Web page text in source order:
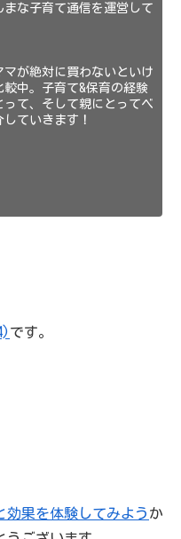
まな子育て通信を運営して
マが絶対に買わないといけ
較中。子育て&保育の経験
って、そして親にとってベ
ていきます！
です。
効果を体験してみよう か